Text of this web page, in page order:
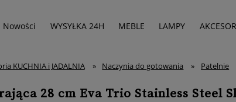
Nowości WYSYŁKA 24H MEBLE LAMPY
KUCHNIA i JADALNIA » Naczynia do gotowania » Patelnie
28 cm Eva Trio Stainless Steel